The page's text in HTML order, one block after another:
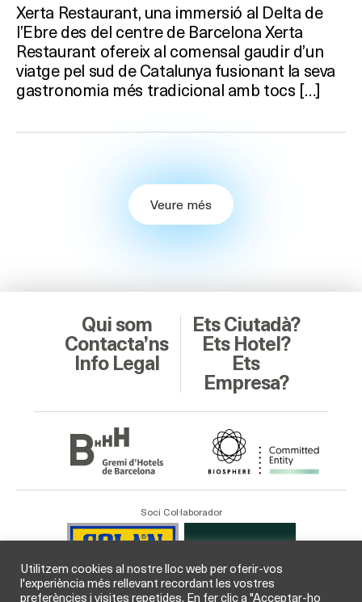
Xerta Restaurant, una immersió al Delta de
l’Ebre des del centre de Barcelona Xerta
Restaurant ofereix al comensal gaudir d’un
viatge pel sud de Catalunya fusionant la seva
gastronomia més tradicional amb tocs […]
Veure més
Qui som
Contacta’ns
Info Legal
Ets Ciutadà?
Ets Hotel?
Ets
Empresa?
Soci Col·laborador
Utilitzem cookies al nostre lloc web per oferir-vos
l'experiència més rellevant recordant les vostres
preferències i visites repetides. En fer clic a "Acceptar-ho